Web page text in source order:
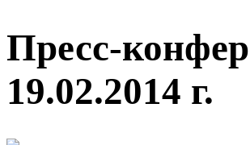
Пресс-
19.02.2014 г.